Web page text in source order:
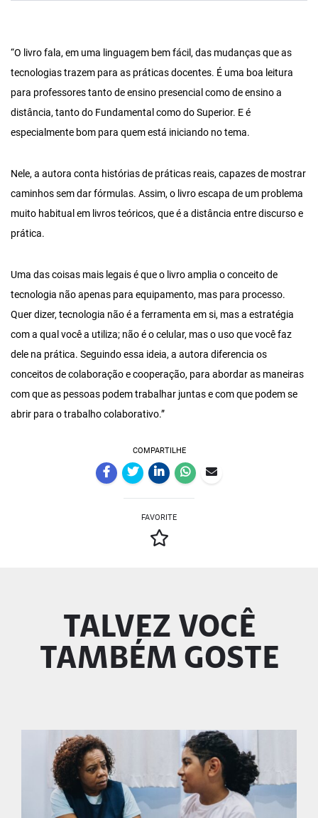
“O livro fala, em uma linguagem bem fácil, das mudanças que as
tecnologias trazem para as práticas docentes. É uma boa leitura
para professores tanto de ensino presencial como de ensino a
distância, tanto do Fundamental como do Superior. E é
especialmente bom para quem está iniciando no tema.
Nele, a autora conta histórias de práticas reais, capazes de mostrar
caminhos sem dar fórmulas. Assim, o livro escapa de um problema
muito habitual em livros teóricos, que é a distância entre discurso e
prática.
Uma das coisas mais legais é que o livro amplia o conceito de
tecnologia não apenas para equipamento, mas para processo.
Quer dizer, tecnologia não é a ferramenta em si, mas a estratégia
com a qual você a utiliza; não é o celular, mas o uso que você faz
dele na prática. Seguindo essa ideia, a autora diferencia os
conceitos de colaboração e cooperação, para abordar as maneiras
com que as pessoas podem trabalhar juntas e com que podem se
abrir para o trabalho colaborativo.”
COMPARTILHE
FAVORITE
TALVEZ VOCÊ
TAMBÉM GOSTE